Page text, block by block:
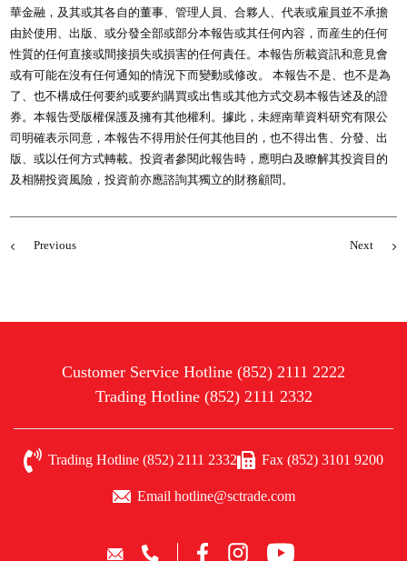
華金融，及其或其各自的董事、管理人員、合夥人、代表或雇員並不承擔
由於使用、出版、或分發全部或部分本報告或其任何內容，而産生的任何
性質的任何直接或間接損失或損害的任何責任。本報告所載資訊和意見會
或有可能在沒有任何通知的情況下而變動或修改。 本報告不是、也不是為
了、也不構成任何要約或要約購買或出售或其他方式交易本報告述及的證
券。本報告受版權保護及擁有其他權利。據此，未經南華資料研究有限公
司明確表示同意，本報告不得用於任何其他目的，也不得出售、分發、出
版、或以任何方式轉載。投資者參閱此報告時，應明白及瞭解其投資目的
及相關投資風險，投資前亦應諮詢其獨立的財務顧問。
Previous Next
Customer Service Hotline (852) 2111 2222
Trading Hotline (852) 2111 2332
Trading Hotline (852) 2111 2332 Fax (852) 3101 9200
Email hotline@sctrade.com